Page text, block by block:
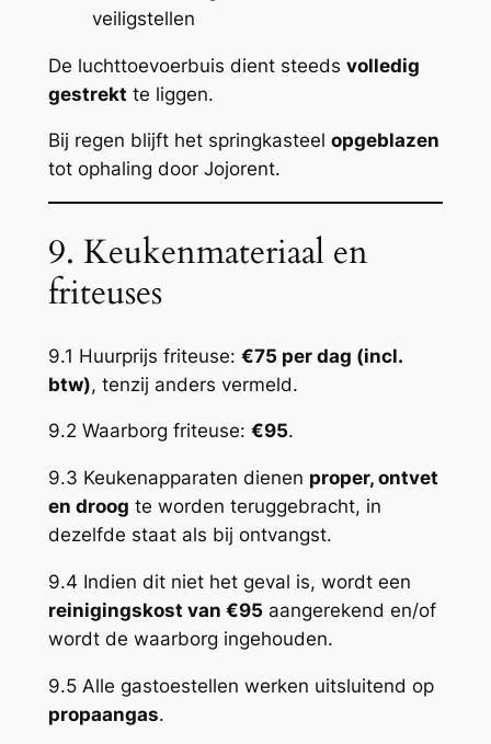
veiligstellen
De luchttoevoerbuis dient steeds volledig
gestrekt te liggen.
Bij regen blijft het springkasteel opgeblazen
tot ophaling door Jojorent.
9. Keukenmateriaal en
friteuses
9.1 Huurprijs friteuse: €75 per dag (incl.
btw), tenzij anders vermeld.
9.2 Waarborg friteuse: €95.
9.3 Keukenapparaten dienen proper, ontvet
en droog te worden teruggebracht, in
dezelfde staat als bij ontvangst.
9.4 Indien dit niet het geval is, wordt een
reinigingskost van €95 aangerekend en/of
wordt de waarborg ingehouden.
9.5 Alle gastoestellen werken uitsluitend op
propaangas.